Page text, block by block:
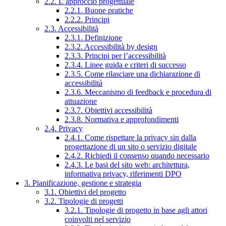
2.2.1. Buone pratiche
2.2.2. Principi
2.3. Accessibilità
2.3.1. Definizione
2.3.2. Accessibilità by design
2.3.3. Principi per l’accessibilità
2.3.4. Linee guida e criteri di successo
2.3.5. Come rilasciare una dichiarazione di
accessibilità
2.3.6. Meccanismo di feedback e procedura di
attuazione
2.3.7. Obiettivi accessibilità
2.3.8. Normativa e approfondimenti
2.4. Privacy
2.4.1. Come rispettare la privacy sin dalla
progettazione di un sito o servizio digitale
2.4.2. Richiedi il consenso quando necessario
2.4.3. Le basi del sito web: architettura,
informativa privacy, riferimenti DPO
3. Pianificazione, gestione e strategia
3.1. Obiettivi del progetto
3.2. Tipologie di progetti
3.2.1. Tipologie di progetto in base agli attori
coinvolti nel servizio